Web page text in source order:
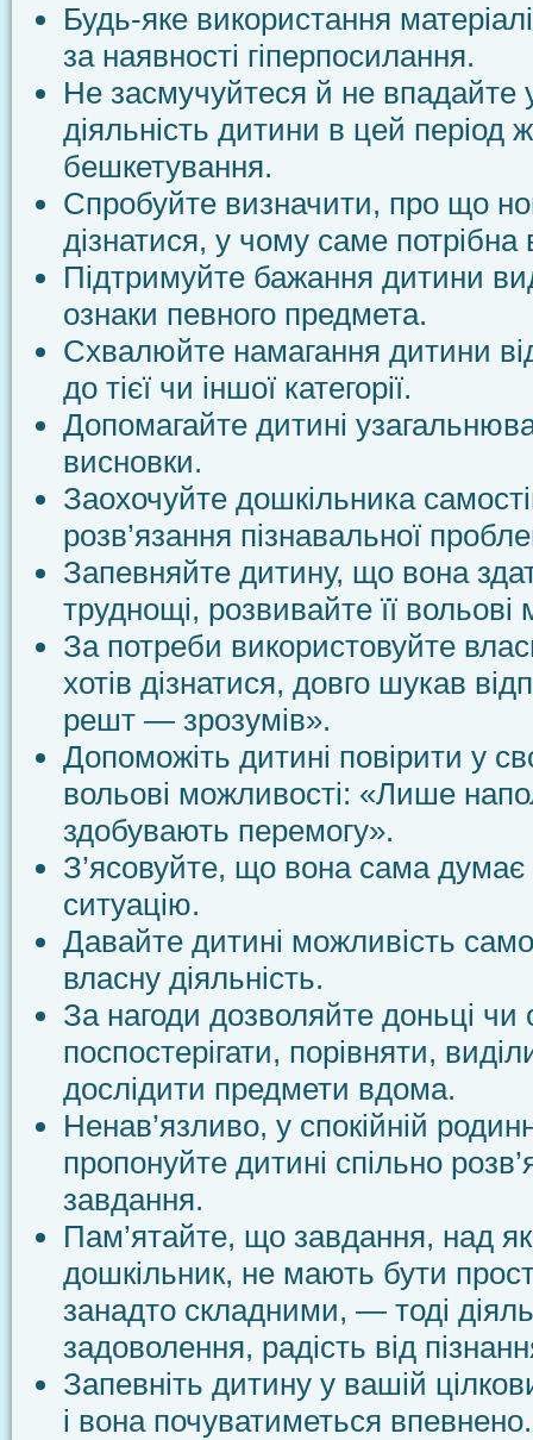
Будь-яке використання
за наявності гіперпосилання.
Не засмучуйтеся й не впадайте
діяльність дитини в цей період
бешкетування.
Спробуйте визначити, про що
дізнатися, у чому саме
Підтримуйте бажання дитини
ознаки певного предмета.
Схвалюйте намагання дитини
до тієї чи іншої категорії.
Допомагайте дитині
висновки.
Заохочуйте дошкільника
розв’язання пізнавальної
Запевняйте дитину, що вона
труднощі, розвивайте її вольові
За потреби використовуйте
хотів дізнатися, довго шукав
решт — зрозумів».
Допоможіть дитині повірити у
вольові можливості: «Лише
здобувають перемогу».
З’ясовуйте, що вона сама думає
ситуацію.
Давайте дитині можливість
власну діяльність.
За нагоди дозволяйте доньці чи
поспостерігати, порівняти,
дослідити предмети вдома.
Ненав’язливо, у спокійній
пропонуйте дитині спільно
завдання.
Пам’ятайте, що завдання, над
дошкільник, не мають бути
занадто складними, — тоді
задоволення, радість від
Запевніть дитину у вашій
і вона почуватиметься впевнено.